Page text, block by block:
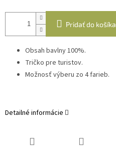
Pridať do košíka
Obsah bavlny 100%.
Tričko pre turistov.
Možnosť výberu zo 4 farieb.
Detailné informácie